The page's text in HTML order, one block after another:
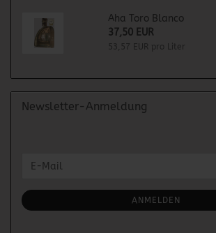
Aha Toro Blanco
37,50 EUR
53,57 EUR pro Liter
Newsletter-Anmeldung
ZUR
ANMELDUNG
E-
ANMELDEN